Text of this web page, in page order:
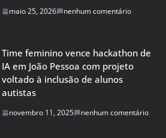
maio 25, 2026 nenhum comentário
Time feminino vence hackathon de
IA em João Pessoa com projeto
voltado à inclusão de alunos
autistas
novembro 11, 2025 nenhum comentário